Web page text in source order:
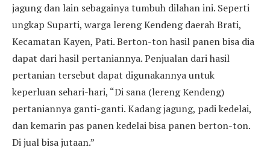
jagung dan lain sebagainya tumbuh dilahan ini. Seperti
ungkap Suparti, warga lereng Kendeng daerah Brati,
Kecamatan Kayen, Pati. Berton-ton hasil panen bisa dia
dapat dari hasil pertaniannya. Penjualan dari hasil
pertanian tersebut dapat digunakannya untuk
keperluan sehari-hari, “Di sana (lereng Kendeng)
pertaniannya ganti-ganti. Kadang jagung, padi kedelai,
dan kemarin pas panen kedelai bisa panen berton-ton.
Di jual bisa jutaan.”